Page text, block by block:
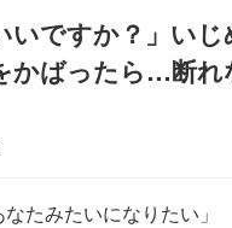
いですか？」い
かばったら…断れ
たみたいになりたい」